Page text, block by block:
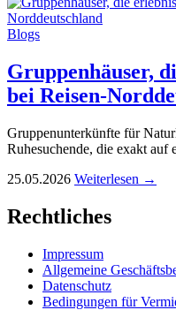
Blogs
Gruppenhäuser,
bei Reisen-
Gruppenunterkünfte für
Ruhesuchende, die exakt auf
25.05.2026 Weiterlesen →
Rechtliches
Impressum
Allgemeine
Datenschutz
Bedingungen für